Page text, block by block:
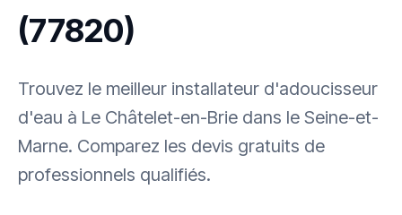
(77820)
Trouvez le meilleur installateur d'adoucisseur
d'eau à Le Châtelet-en-Brie dans le Seine-et-
Marne. Comparez les devis gratuits de
professionnels qualifiés.